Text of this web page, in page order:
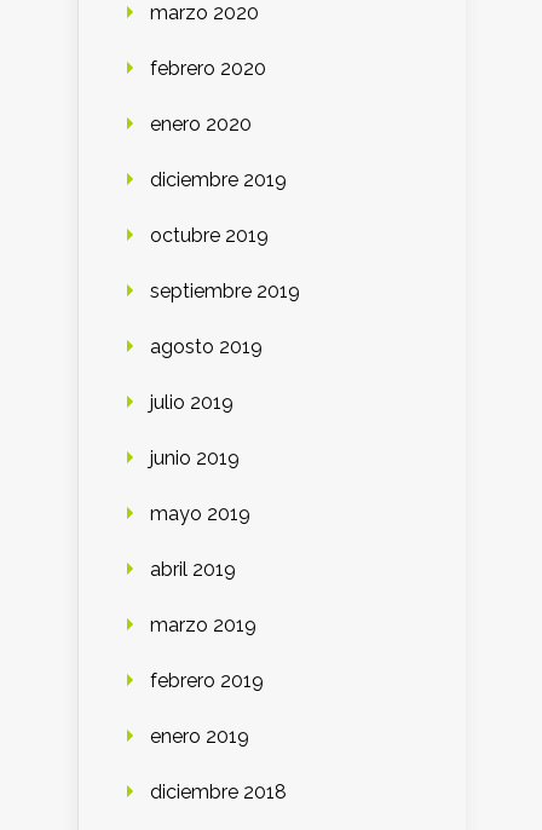
marzo 2020
febrero 2020
enero 2020
diciembre 2019
octubre 2019
septiembre 2019
agosto 2019
julio 2019
junio 2019
mayo 2019
abril 2019
marzo 2019
febrero 2019
enero 2019
diciembre 2018